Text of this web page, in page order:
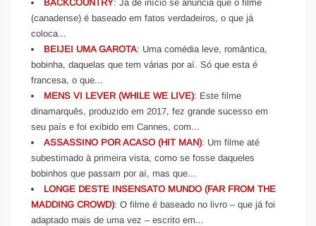
BACKCOUNTRY: Já de início se anuncia que o filme
(canadense) é baseado em fatos verdadeiros, o que já
coloca...
BEIJEI UMA GAROTA: Uma comédia leve, romântica,
bobinha, daquelas que tem várias por aí. Só que esta é
francesa, o que...
MENS VI LEVER (WHILE WE LIVE): Este filme
dinamarquês, produzido em 2017, fez grande sucesso em
seu país e foi exibido em Cannes, com...
ASSASSINO POR ACASO (HIT MAN): Um filme até
subestimado à primeira vista, como se fosse daqueles
bobinhos que passam por aí, mas que...
LONGE DESTE INSENSATO MUNDO (FAR FROM THE
MADDING CROWD): O filme é baseado no livro – que já foi
adaptado mais de uma vez – escrito em...